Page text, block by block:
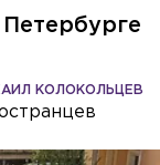
Петербурге
КОЛОКОЛЬЦЕВ